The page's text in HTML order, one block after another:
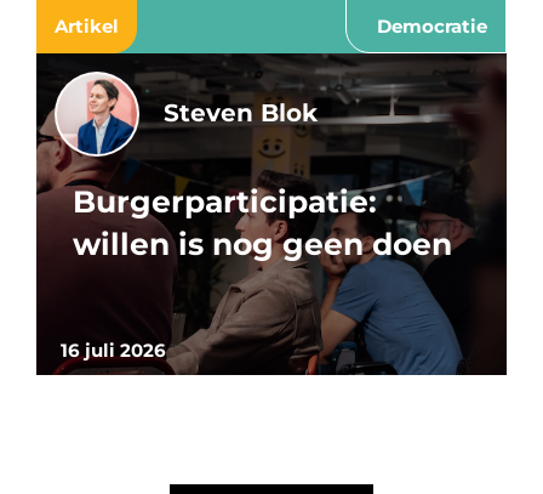
Artikel Democratie
16 juli 2026
Steven Blok
Burgerparticipatie:
willen is nog geen doen